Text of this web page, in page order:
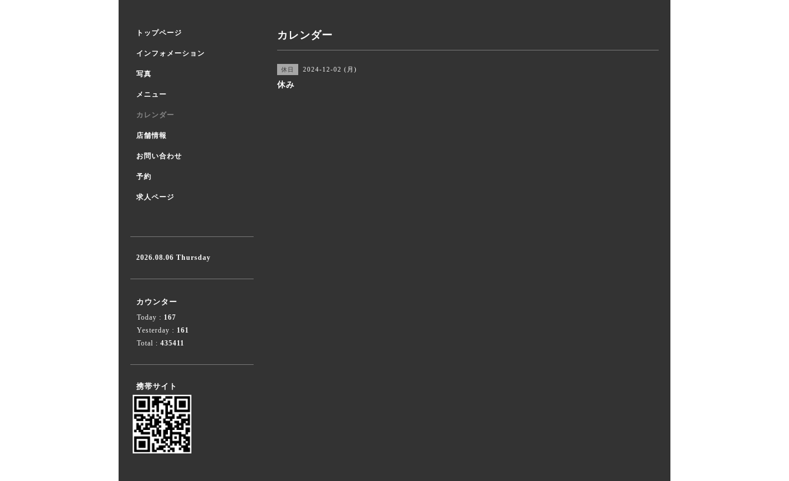
カレンダー
休日 2024-12-02 (月)
休み
トップページ
インフォメーション
写真
メニュー
カレンダー
店舗情報
お問い合わせ
予約
求人ページ
2026.08.06 Thursday
カウンター
Today : 167
Yesterday : 161
Total : 435411
携帯サイト